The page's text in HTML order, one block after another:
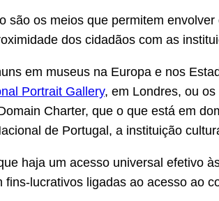
os meios que permitem
dos cidadãos com as
em museus na Europa e nos
Portrait Gallery, em Londres, ou
Charter, que o que está em
de Portugal, a instituição
haja um acesso universal efetivo
lucrativos ligadas ao acesso ao